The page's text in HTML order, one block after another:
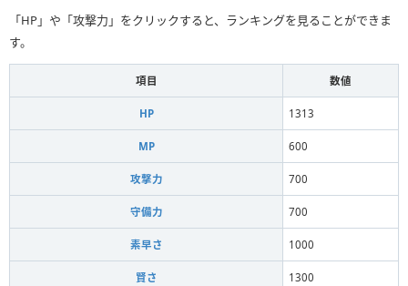
「HP」や「攻撃力」をクリックすると、ランキングを見ることができま
す。
項目 数値
HP 1313
MP 600
攻撃力 700
守備力 700
素早さ 1000
賢さ 1300